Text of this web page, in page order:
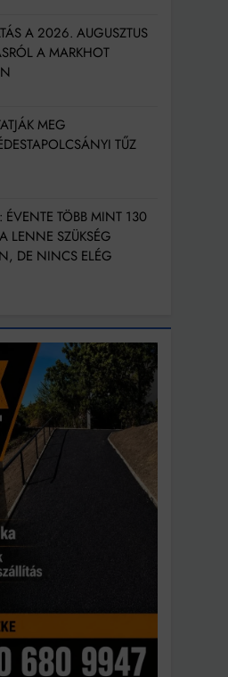
A 2026. AUGUSZTUS
A MARKHOT
MEG
TŰZ
ÉVENTE TÖBB MINT 130
LENNE SZÜKSÉG
DE NINCS ELÉG